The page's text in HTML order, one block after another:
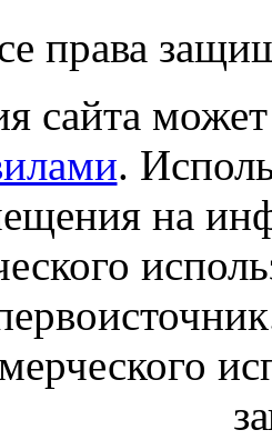
права
сайта может
.
на